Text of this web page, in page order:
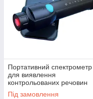
Портативний спектрометр
для виявлення
контрольованих речовин
NIRLight
Під замовлення